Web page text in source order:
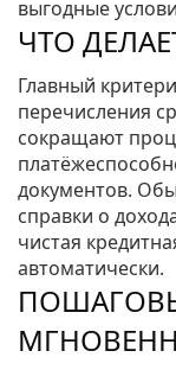
выгодные
ЧТО
Главный
перечисления
сокращают
документов.
справки о
чистая
автоматически.